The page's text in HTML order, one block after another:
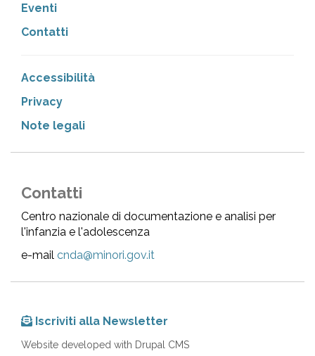
Eventi
Contatti
Accessibilità
Privacy
Note legali
Contatti
Centro nazionale di documentazione e analisi per
l'infanzia e l'adolescenza
e-mail cnda@minori.gov.it
Iscriviti alla Newsletter
Website developed with Drupal CMS